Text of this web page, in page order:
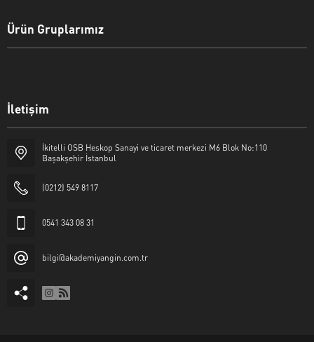
Ürün Gruplarımız
İletişim
İkitelli OSB Heskop Sanayi ve ticaret merkezi M6 Blok No:110
Başakşehir İstanbul
(0212) 549 8117
0541 343 08 31
bilgi@akademiyangin.com.tr